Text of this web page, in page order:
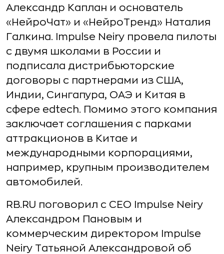
Александр Каплан и основатель
«НейроЧат» и «НейроТренд» Наталия
Галкина. Impulse Neiry провела пилоты
с двумя школами в России и
подписала дистрибьюторские
договоры с партнерами из США,
Индии, Сингапура, ОАЭ и Китая в
сфере edtech. Помимо этого компания
заключает соглашения с парками
аттракционов в Китае и
международными корпорациями,
например, крупным производителем
автомобилей.
RB.RU поговорил с CEO Impulse Neiry
Александром Пановым и
коммерческим директором Impulse
Neiry Татьяной Александровой об